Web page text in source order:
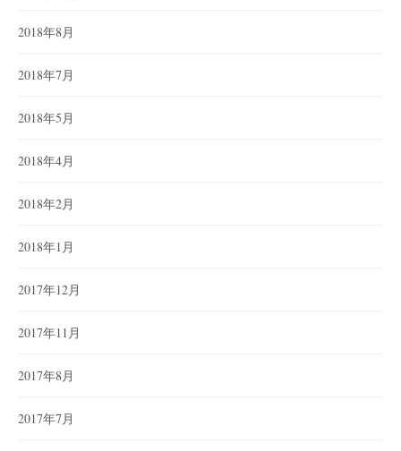
2018年8月
2018年7月
2018年5月
2018年4月
2018年2月
2018年1月
2017年12月
2017年11月
2017年8月
2017年7月